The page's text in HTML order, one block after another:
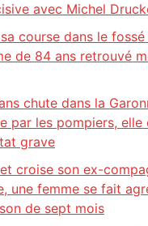
avec Michel
course dans le
de 84 ans retrouvé
chute dans la
par les pompiers, elle
grave
croise son ex-
une femme se fait
de sept mois